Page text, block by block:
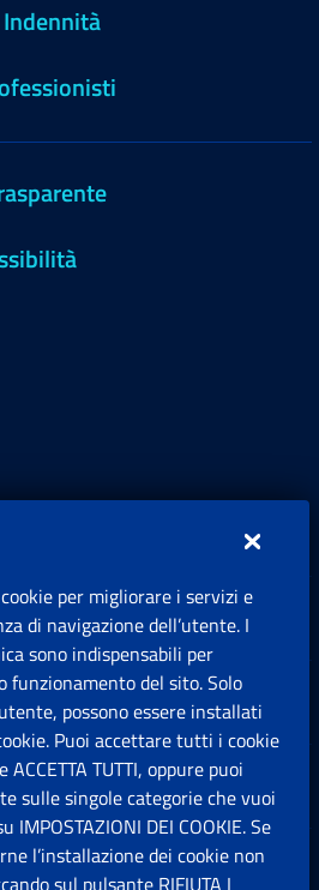
per migliorare i servizi e
di navigazione dell’utente. I
sono indispensabili per
del sito. Solo
possono essere installati
Puoi accettare tutti i cookie
TUTTI, oppure puoi
sulle singole categorie che vuoi
IMPOSTAZIONI DEI COOKIE. Se
l’installazione dei cookie non
sul pulsante RIFIUTA I